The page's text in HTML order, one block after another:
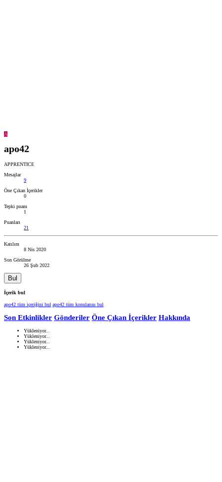
A
apo42
APPRENTICE
Mesajlar
9
Öne Çıkan İçerikler
0
Tepki puanı
1
Puanları
21
Katılım
8 Nis 2020
Son Görülme
26 Şub 2022
Bul
İçerik bul
apo42 tüm içeriğini bul apo42 tüm konularını bul
Son Etkinlikler Gönderiler Öne Çıkan İçerikler Hakkında
Yükleniyor...
Yükleniyor...
Yükleniyor...
Yükleniyor...